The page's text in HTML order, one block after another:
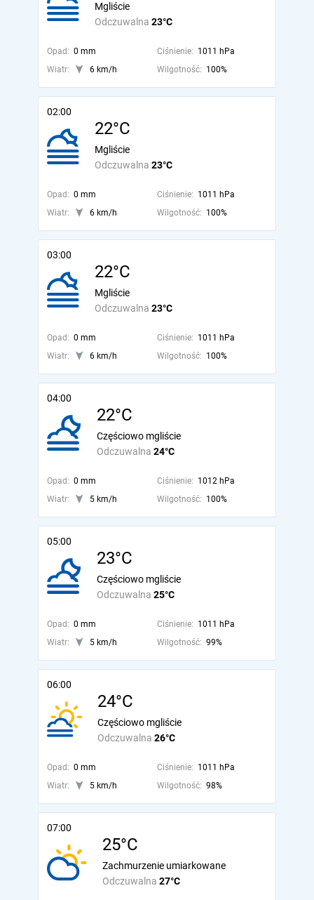
Odczuwalna 23°C
Mgliście
Opad: 0 mm Ciśnienie: 1011 hPa
Wiatr:
6 km/h Wilgotność: 100%
02:00
22°C
Odczuwalna 23°C
Mgliście
Opad: 0 mm Ciśnienie: 1011 hPa
Wiatr:
6 km/h Wilgotność: 100%
03:00
22°C
Odczuwalna 23°C
Mgliście
Opad: 0 mm Ciśnienie: 1011 hPa
Wiatr:
6 km/h Wilgotność: 100%
04:00
22°C
Odczuwalna 24°C
Częściowo mgliście
Opad: 0 mm Ciśnienie: 1012 hPa
Wiatr:
5 km/h Wilgotność: 100%
05:00
23°C
Odczuwalna 25°C
Częściowo mgliście
Opad: 0 mm Ciśnienie: 1011 hPa
Wiatr:
5 km/h Wilgotność: 99%
06:00
24°C
Odczuwalna 26°C
Częściowo mgliście
Opad: 0 mm Ciśnienie: 1011 hPa
Wiatr:
5 km/h Wilgotność: 98%
07:00
25°C
Odczuwalna 27°C
Zachmurzenie umiarkowane